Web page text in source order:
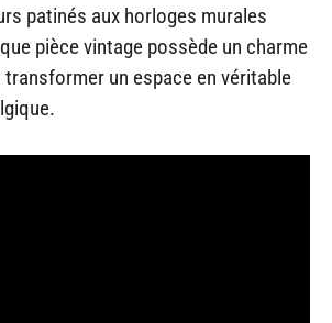
patinés aux horloges murales
pièce vintage possède un charme
un espace en véritable